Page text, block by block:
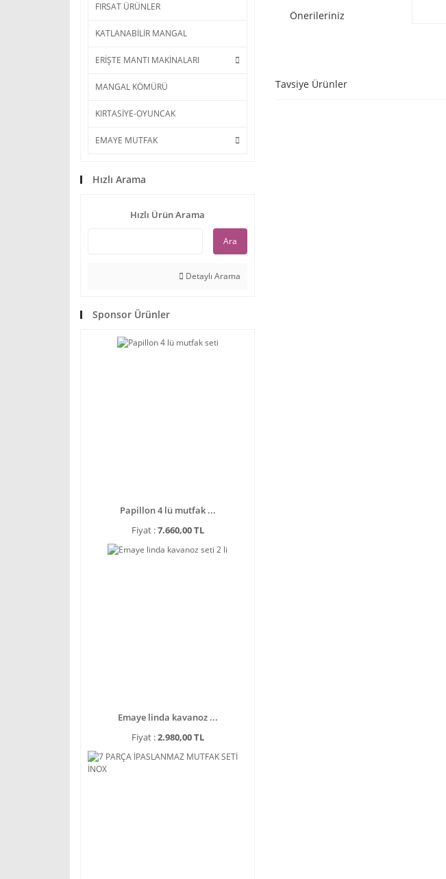
FIRSAT ÜRÜNLER
KATLANABİLİR MANGAL
ERİŞTE MANTI MAKİNALARI
MANGAL KÖMÜRÜ
KIRTASİYE-OYUNCAK
EMAYE MUTFAK
Hızlı Arama
Hızlı Ürün Arama
Ara
Detaylı Arama
Sponsor Ürünler
Papillon 4 lü mutfak ...
Fiyat :7.660,00 TL
Emaye linda kavanoz ...
Fiyat :2.980,00 TL
Önerileriniz
Tavsiye Ürünler